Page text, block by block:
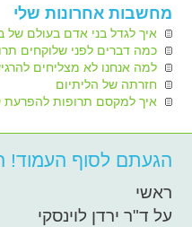
מחשבות אחרונות שלי
איך לגדל בני אדם בעולם של
כמה דברים לפני שלוקחים
למה אנחנו לא מצליחים
חזרתה של הליתיום
איך למקסם תרופות להפרעת
הגעתם לסוף העמוד!
ראשי
על ד"ר ירדן לוינסקי